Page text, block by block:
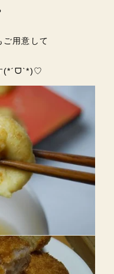
ご用意して
(*ˊᗜˋ*)♡